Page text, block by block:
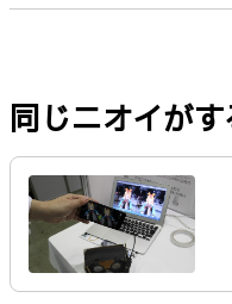
同じニオイが